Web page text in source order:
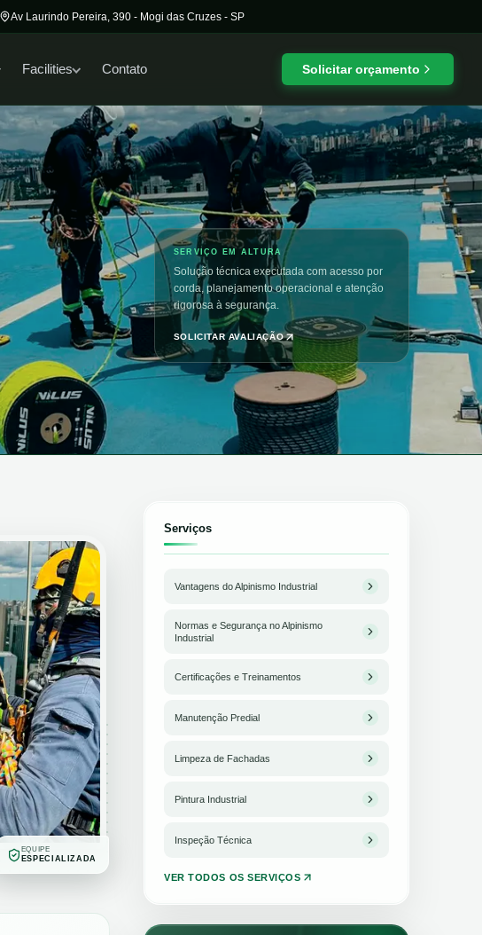
Av Laurindo Pereira, 390 - Mogi das Cruzes - SP
Facilities Contato Solicitar orçamento
SERVIÇO EM ALTURA
Solução técnica executada com acesso por
corda, planejamento operacional e atenção
rigorosa à segurança.
SOLICITAR AVALIAÇÃO
EQUIPE
ESPECIALIZADA
Serviços
Vantagens do Alpinismo Industrial
Normas e Segurança no Alpinismo
Industrial
Certificações e Treinamentos
Manutenção Predial
Limpeza de Fachadas
Pintura Industrial
Inspeção Técnica
VER TODOS OS SERVIÇOS